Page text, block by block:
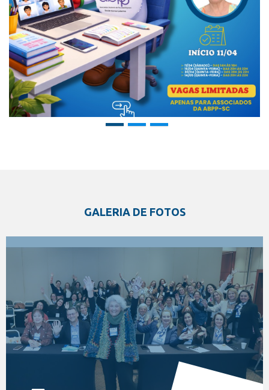
GALERIA DE FOTOS